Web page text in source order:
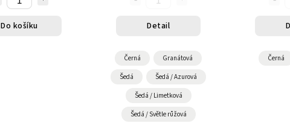
Do košíku Detail
Černá Granátová
Šedá Šedá / Azurová
Šedá / Limetková
Šedá / Světle růžová
Černá